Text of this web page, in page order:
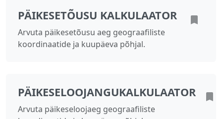
PÄIKESETÕUSU KALKULAATOR
Arvuta päikesetõusu aeg geograafiliste
koordinaatide ja kuupäeva põhjal.
PÄIKESELOOJANGUKALKULAATOR
Arvuta päikeseloojaeg geograafiliste